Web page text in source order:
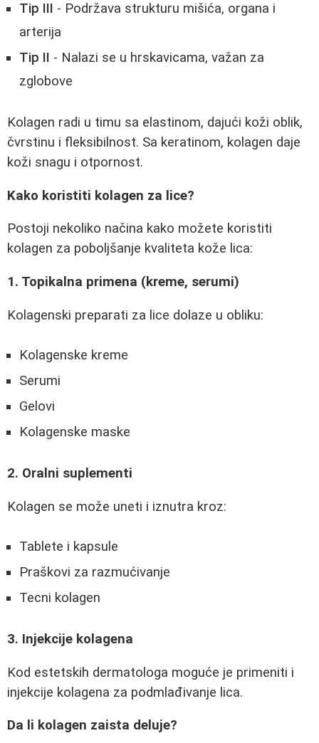
Tip III - Podržava strukturu mišića, organa i
arterija
Tip II - Nalazi se u hrskavicama, važan za
zglobove
Kolagen radi u timu sa elastinom, dajući koži oblik,
čvrstinu i fleksibilnost. Sa keratinom, kolagen daje
koži snagu i otpornost.
Kako koristiti kolagen za lice?
Postoji nekoliko načina kako možete koristiti
kolagen za poboljšanje kvaliteta kože lica:
1. Topikalna primena (kreme, serumi)
Kolagenski preparati za lice dolaze u obliku:
Kolagenske kreme
Serumi
Gelovi
Kolagenske maske
2. Oralni suplementi
Kolagen se može uneti i iznutra kroz:
Tablete i kapsule
Praškovi za razmućivanje
Tecni kolagen
3. Injekcije kolagena
Kod estetskih dermatologa moguće je primeniti i
injekcije kolagena za podmlađivanje lica.
Da li kolagen zaista deluje?